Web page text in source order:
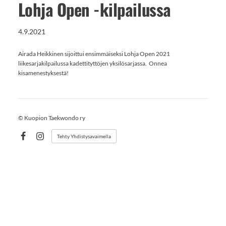
Lohja Open -kilpailussa
4.9.2021
Airada Heikkinen sijoittui ensimmäiseksi Lohja Open 2021
liikesarjakilpailussa kadettityttöjen yksilösarjassa. Onnea
kisamenestyksestä!
© Kuopion Taekwondo ry
FacebookInstagram
Tehty Yhdistysavaimella